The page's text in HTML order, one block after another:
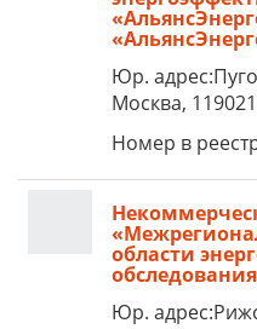
Юр.
Москва, 119021
Номер в
области
Юр.